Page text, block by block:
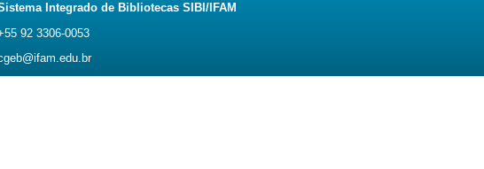
Integrado de Bibliotecas SIBI/IFAM
92 3306-0053